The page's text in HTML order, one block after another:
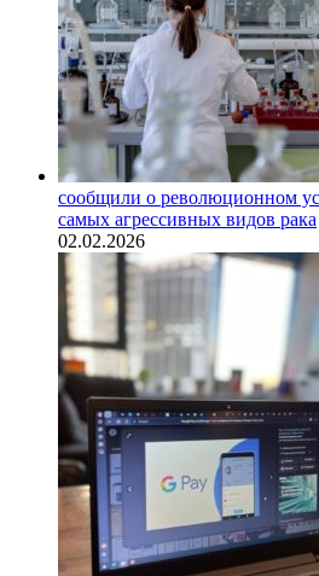
сообщили о революционном
самых агрессивных видов рака
02.02.2026